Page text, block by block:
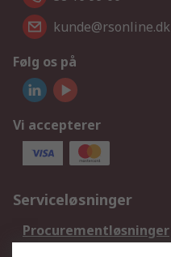
kunde@rsonline.dk
Følg os på
Vi accepterer
Serviceløsninger
Procurementløsninger